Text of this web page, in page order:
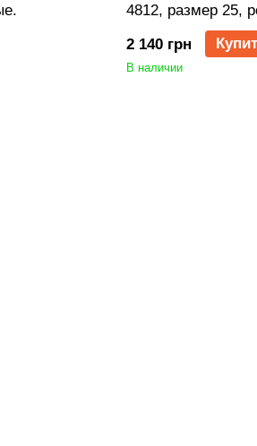
4812, размер 25,
2 140 грн
В наличии